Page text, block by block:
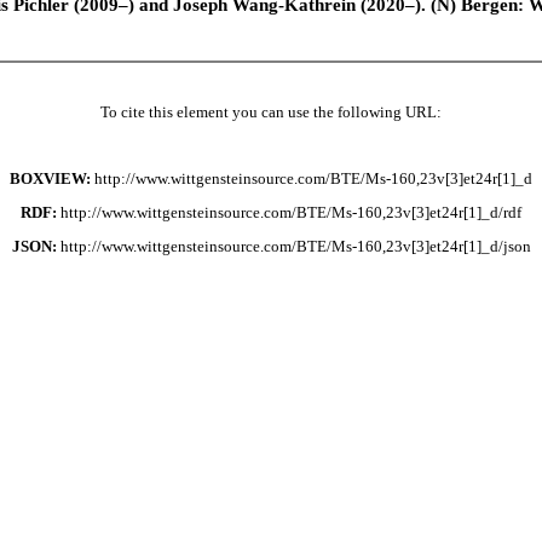
Pichler (2009–) and Joseph Wang-Kathrein (2020–). (N) Bergen:
To cite this element you can use the following URL:
BOXVIEW: http://www.wittgensteinsource.com/BTE/Ms-160,23v[3]et24r[1]_d
RDF: http://www.wittgensteinsource.com/BTE/Ms-160,23v[3]et24r[1]_d/rdf
JSON: http://www.wittgensteinsource.com/BTE/Ms-160,23v[3]et24r[1]_d/json